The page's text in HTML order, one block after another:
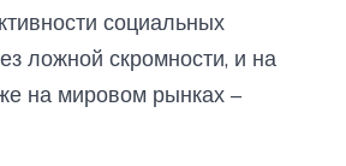
социальных
ложной скромности, и на
на мировом рынках –